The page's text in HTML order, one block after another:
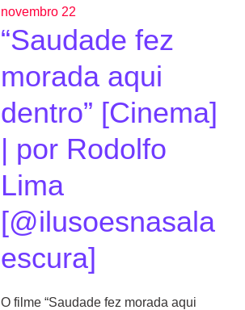
novembro 22
“Saudade fez
morada aqui
dentro” [Cinema]
| por Rodolfo
Lima
[@ilusoesnasala
escura]
O filme “Saudade fez morada aqui